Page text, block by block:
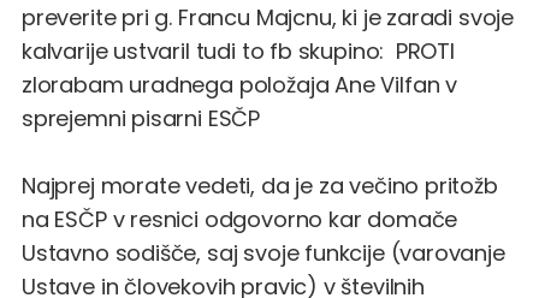
preverite pri g. Francu Majcnu, ki je zaradi svoje
kalvarije ustvaril tudi to fb skupino: PROTI
zlorabam uradnega položaja Ane Vilfan v
sprejemni pisarni ESČP
Najprej morate vedeti, da je za večino pritožb
na ESČP v resnici odgovorno kar domače
Ustavno sodišče, saj svoje funkcije (varovanje
Ustave in človekovih pravic) v številnih